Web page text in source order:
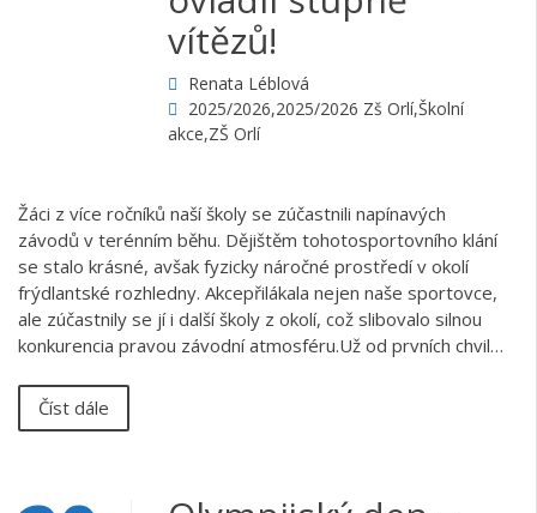
vítězů!
Renata Léblová
2025/2026,2025/2026 Zš Orlí,Školní
akce,ZŠ Orlí
Žáci z více ročníků naší školy se zúčastnili napínavých
závodů v terénním běhu. Dějištěm tohotosportovního klání
se stalo krásné, avšak fyzicky náročné prostředí v okolí
frýdlantské rozhledny. Akcepřilákala nejen naše sportovce,
ale zúčastnily se jí i další školy z okolí, což slibovalo silnou
konkurencia pravou závodní atmosféru.Už od prvních chvil…
Číst dále